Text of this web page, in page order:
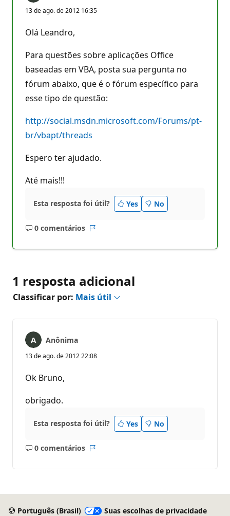
13 de ago. de 2012 16:35
Olá Leandro,
Para questões sobre aplicações Office
baseadas em VBA, posta sua pergunta no
fórum abaixo, que é o fórum específico para
esse tipo de questão:
http://social.msdn.microsoft.com/Forums/pt-
br/vbapt/threads
Espero ter ajudado.
Até mais!!!
Esta resposta foi útil? Yes No
0 comentários
Sem
1 resposta adicional
Classificar por: Mais útil
Anônima
13 de ago. de 2012 22:08
Ok Bruno,
obrigado.
Esta resposta foi útil? Yes No
0 comentários
Sem
Português (Brasil) Suas escolhas de privacidade